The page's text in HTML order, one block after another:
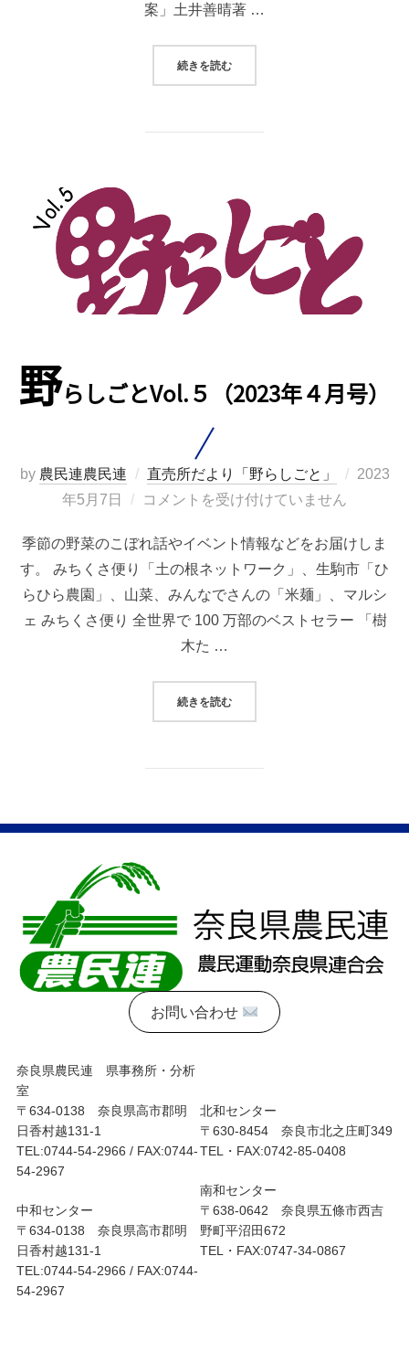
案」土井善晴著 …
続きを読む“野らしごとVOL.６（2023年５月
野らしごとVol.５（2023年４月号）
by 農民連農民連 直売所だより「野らしごと」
投
2023
年5月7日
コメントを受け付けていません
季節の野菜のこぼれ話やイベント情報などをお届けしま
す。 みちくさ便り「土の根ネットワーク」、生駒市「ひ
らひら農園」、山菜、みんなでさんの「米麺」、マルシ
ェ みちくさ便り 全世界で 100 万部のベストセラー 「樹
木た …
続きを読む“野らしごとVOL.５（2023年４月
お問い合わせ
奈良県農民連 県事務所・分析
室
〒634-0138 奈良県高市郡明
日香村越131-1
TEL:0744-54-2966 / FAX:0744-
54-2967
中和センター
〒634-0138 奈良県高市郡明
日香村越131-1
TEL:0744-54-2966 / FAX:0744-
54-2967
北和センター
〒630-8454 奈良市北之庄町349
TEL・FAX:0742-85-0408
南和センター
〒638-0642 奈良県五條市西吉
野町平沼田672
TEL・FAX:0747-34-0867